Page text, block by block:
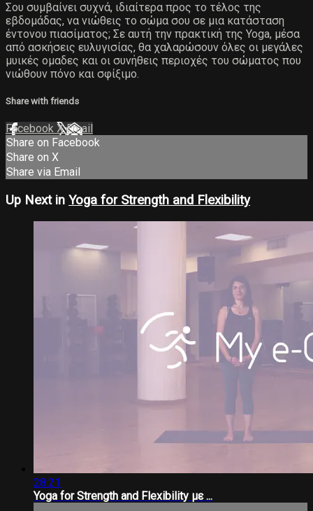
Σου συμβαίνει συχνά, ιδιαίτερα προς το τέλος της
εβδομάδας, να νιώθεις το σώμα σου σε μια κατάσταση
έντονου πιασίματος; Σε αυτή την πρακτική της Yoga, μέσα
από ασκήσεις ευλυγισίας, θα χαλαρώσουν όλες οι μεγάλες
μυικές ομαδες και οι συνήθεις περιοχές του σώματος που
νιώθουν πόνο και σφίξιμο.
Share with friends
Facebook XEmail
Share on Facebook
Share on X
Share via Email
Up Next in Yoga for Strength and Flexibility
28:21
Yoga for Strength and Flexibility με ...